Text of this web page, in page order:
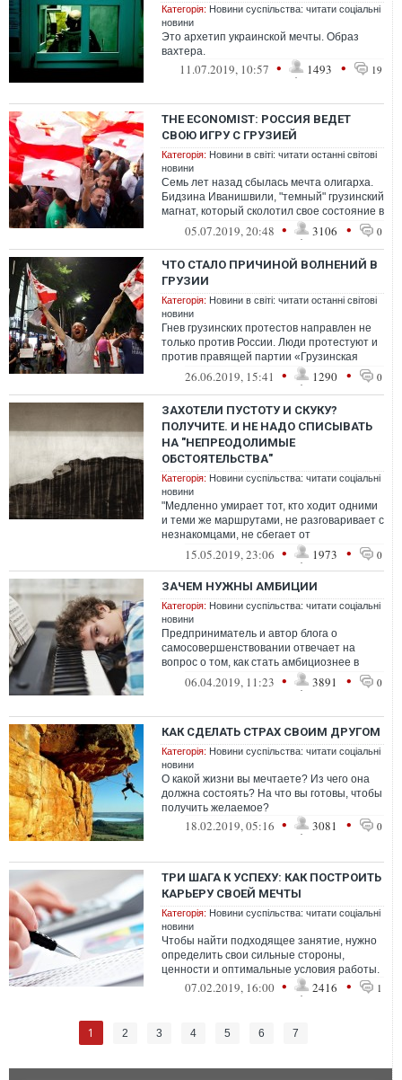
Категорія: Новини суспільства: читати соціальні
новини
Это архетип украинской мечты. Образ
вахтера.
11.07.2019, 10:57 • 1493 • 19
THE ECONOMIST: РОССИЯ ВЕДЕТ
СВОЮ ИГРУ C ГРУЗИЕЙ
Категорія: Новини в світі: читати останні світові
новини
Семь лет назад сбылась мечта олигарха.
Бидзина Иванишвили, "темный" грузинский
магнат, который сколотил свое состояние в
России, организовал захват св...
05.07.2019, 20:48 • 3106 • 0
ЧТО СТАЛО ПРИЧИНОЙ ВОЛНЕНИЙ В
ГРУЗИИ
Категорія: Новини в світі: читати останні світові
новини
Гнев грузинских протестов направлен не
только против России. Люди протестуют и
против правящей партии «Грузинская
мечта», которая стремительно теряет ...
26.06.2019, 15:41 • 1290 • 0
ЗАХОТЕЛИ ПУСТОТУ И СКУКУ?
ПОЛУЧИТЕ. И НЕ НАДО СПИСЫВАТЬ
НА "НЕПРЕОДОЛИМЫЕ
ОБСТОЯТЕЛЬСТВА"
Категорія: Новини суспільства: читати соціальні
новини
"Медленно умирает тот, кто ходит одними
и теми же маршрутами, не разговаривает с
незнакомцами, не сбегает от
благоразумных советов, и т.д.".
15.05.2019, 23:06 • 1973 • 0
ЗАЧЕМ НУЖНЫ АМБИЦИИ
Категорія: Новини суспільства: читати соціальні
новини
Предприниматель и автор блога о
самосовершенствовании отвечает на
вопрос о том, как стать амбициознее в
жизни06.04.2019, 11:23 • 3891 • 0
КАК СДЕЛАТЬ СТРАХ СВОИМ ДРУГОМ
Категорія: Новини суспільства: читати соціальні
новини
О какой жизни вы мечтаете? Из чего она
должна состоять? На что вы готовы, чтобы
получить желаемое?
18.02.2019, 05:16 • 3081 • 0
ТРИ ШАГА К УСПЕХУ: КАК ПОСТРОИТЬ
КАРЬЕРУ СВОЕЙ МЕЧТЫ
Категорія: Новини суспільства: читати соціальні
новини
Чтобы найти подходящее занятие, нужно
определить свои сильные стороны,
ценности и оптимальные условия работы.
07.02.2019, 16:00 • 2416 • 1
1 2 3 4 5 6 7